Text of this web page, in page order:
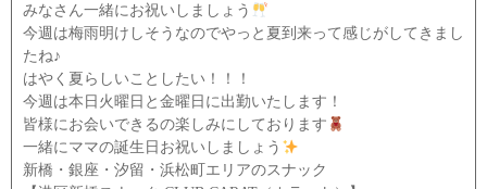
みなさん一緒にお祝いしましょう
今週は梅雨明けしそうなのでやっと夏到来って感じがしてきまし
たね♪
はやく夏らしいことしたい！！！
今週は本日火曜日と金曜日に出勤いたします！
皆様にお会いできるの楽しみにしております
一緒にママの誕生日お祝いしましょう
新橋・銀座・汐留・浜松町エリアのスナック